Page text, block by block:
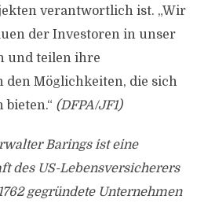
verantwortlich ist. „Wir
der Investoren in unser
und teilen ihre
den Möglichkeiten, die sich
bieten.“ (DFPA/JF1)
Barings ist eine
des US-Lebensversicherers
gegründete Unternehmen